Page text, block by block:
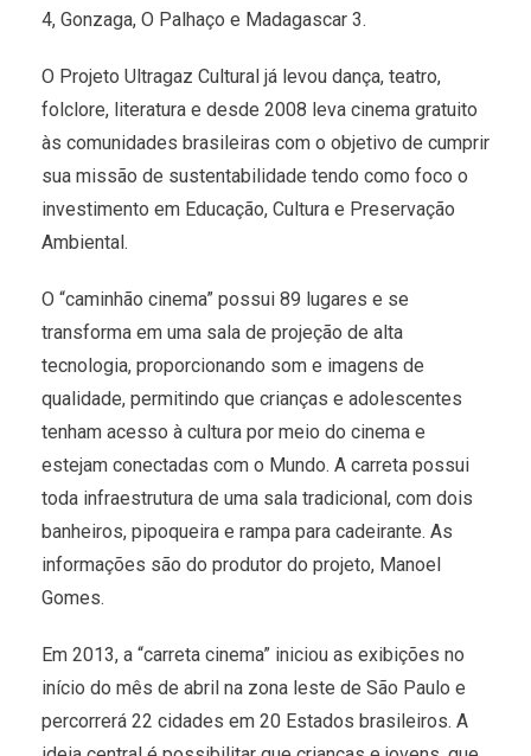
4, Gonzaga, O Palhaço e Madagascar 3.
O Projeto Ultragaz Cultural já levou dança, teatro,
folclore, literatura e desde 2008 leva cinema gratuito
às comunidades brasileiras com o objetivo de cumprir
sua missão de sustentabilidade tendo como foco o
investimento em Educação, Cultura e Preservação
Ambiental.
O “caminhão cinema” possui 89 lugares e se
transforma em uma sala de projeção de alta
tecnologia, proporcionando som e imagens de
qualidade, permitindo que crianças e adolescentes
tenham acesso à cultura por meio do cinema e
estejam conectadas com o Mundo. A carreta possui
toda infraestrutura de uma sala tradicional, com dois
banheiros, pipoqueira e rampa para cadeirante. As
informações são do produtor do projeto, Manoel
Gomes.
Em 2013, a “carreta cinema” iniciou as exibições no
início do mês de abril na zona leste de São Paulo e
percorrerá 22 cidades em 20 Estados brasileiros. A